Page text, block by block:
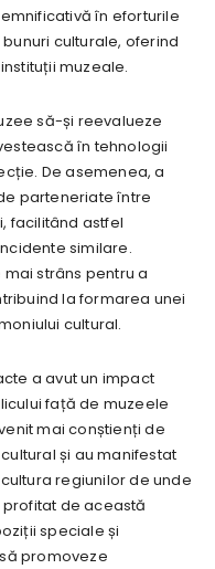
în eforturile
culturale, oferind
muzeale.
să-și reevalueze
în tehnologii
De asemenea, a
parteneriate între
facilitând astfel
similare.
strâns pentru a
la formarea unei
cultural.
a avut un impact
față de muzeele
mai conștienți de
și au manifestat
regiunilor de unde
de această
speciale și
promoveze